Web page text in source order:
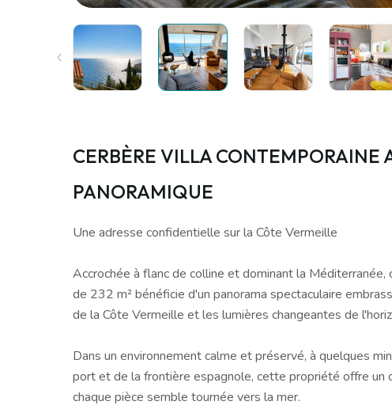
CERBÈRE VILLA CONTEMPORAINE
PANORAMIQUE
Une adresse confidentielle sur la Côte Vermeille
Accrochée à flanc de colline et dominant la
de 232 m² bénéficie d'un panorama spectaculaire
de la Côte Vermeille et les lumières changeantes de
Dans un environnement calme et préservé, à quelques
port et de la frontière espagnole, cette propriété offre un
chaque pièce semble tournée vers la mer.